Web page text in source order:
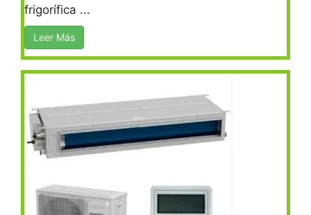
frigorífica ...
Leer Más